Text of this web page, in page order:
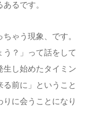
るです。
ゃう現象、です。
？」って話をして
生し始めたタイミン
る前に」ということ
に会うことになり